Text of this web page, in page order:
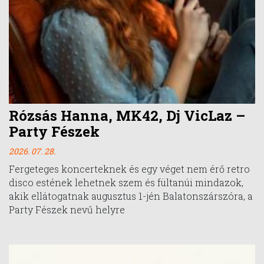
Rózsás Hanna, MK42, Dj VicLaz –
Party Fészek
2026. 07. 28.
Fergeteges koncerteknek és egy véget nem érő retro
disco estének lehetnek szem és fültanúi mindazok,
akik ellátogatnak augusztus 1-jén Balatonszárszóra, a
Party Fészek nevű helyre